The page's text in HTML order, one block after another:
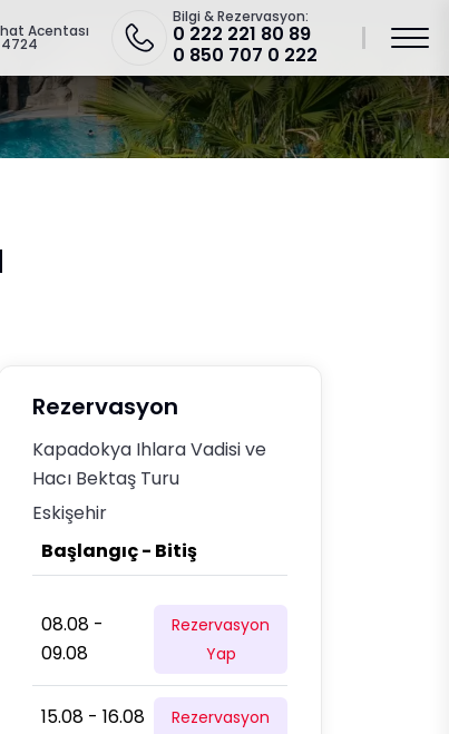
Acentası
4724
Bilgi & Rezervasyon:
0 222 221 80 89
0 850 707 0 222
Rezervasyon
Kapadokya Ihlara Vadisi ve
Hacı Bektaş Turu
Eskişehir
Başlangıç - Bitiş
08.08 -
09.08
Rezervasyon
Yap
15.08 - 16.08
Rezervasyon